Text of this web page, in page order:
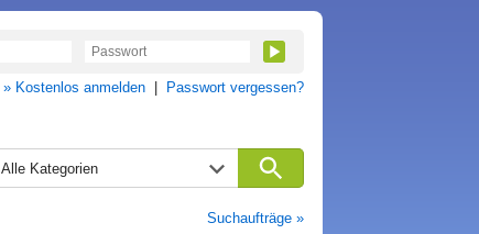
» Kostenlos anmelden Passwort vergessen?
Alle Kategorien
Suchaufträge »